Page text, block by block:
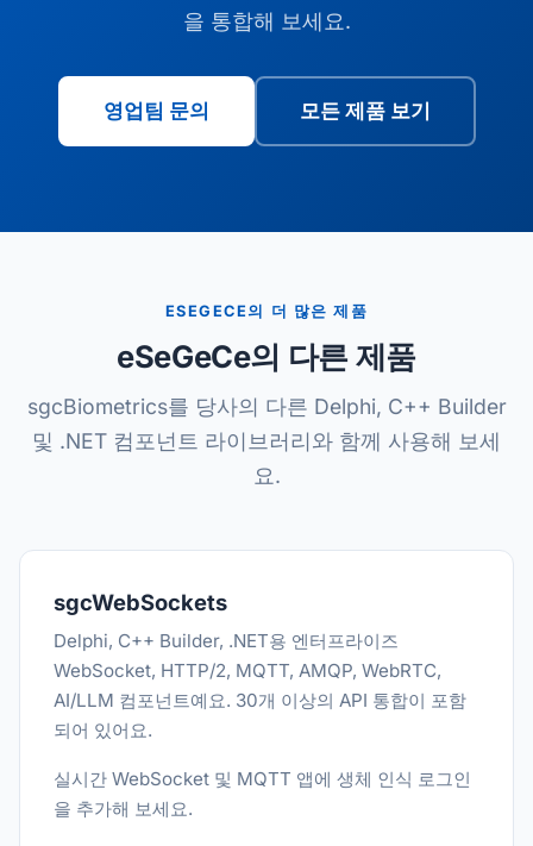
을 통합해 보세요.
영업팀 문의 모든 제품 보기
ESEGECE의 더 많은 제품
eSeGeCe의 다른 제품
sgcBiometrics를 당사의 다른 Delphi, C++ Builder
및 .NET 컴포넌트 라이브러리와 함께 사용해 보세
요.
sgcWebSockets
Delphi, C++ Builder, .NET용 엔터프라이즈
WebSocket, HTTP/2, MQTT, AMQP, WebRTC,
AI/LLM 컴포넌트예요. 30개 이상의 API 통합이 포함
되어 있어요.
실시간 WebSocket 및 MQTT 앱에 생체 인식 로그인
을 추가해 보세요.